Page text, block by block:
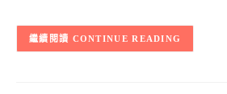
CONTINUE READING